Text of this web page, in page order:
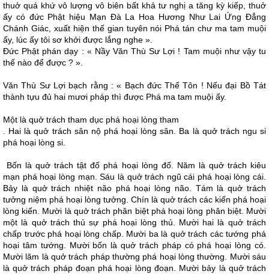
thuở quá khứ vô lượng vô biên bất khả tư nghị a tăng kỳ kiếp, thuở
ấy có đức Phật hiệu Mạn Ðà La Hoa Hương Như Lai Ứng Ðẳng
Chánh Giác, xuất hiện thế gian tuyên nói Phá tán chư ma tam muội
ấy, lúc ấy tôi sơ khởi được lắng nghe ».
Ðức Phật phán dạy : « Nầy Văn Thù Sư Lợi ! Tam muội như vậy tu
thế nào để được ? ».
Văn Thù Sư Lợi bạch rằng : « Bạch đức Thế Tôn ! Nếu đại Bồ Tát
thành tựu đủ hai mươi pháp thì được Phá ma tam muội ấy.
Một là quở trách tham dục phá hoại lòng tham
. Hai là quở trách sân nộ phá hoại lòng sân. Ba là quở trách ngu si
phá hoại lòng si.
Bốn là quở trách tật đố phá hoại lòng đố. Năm là quở trách kiêu
mạn phá hoại lòng mạn. Sáu là quở trách ngũ cái phá hoại lòng cái.
Bảy là quở trách nhiệt não phá hoại lòng não. Tám là quở trách
tưởng niệm phá hoại lòng tưởng. Chín là quở trách các kiến phá hoại
lòng kiến. Mười là quở trách phân biệt phá hoại lòng phân biệt. Mười
một là quở trách thủ sự phá hoại lòng thủ. Mười hai là quở trách
chấp trước phá hoại lòng chấp. Mười ba là quở trách các tướng phá
hoại tâm tướng. Mười bốn là quở trách pháp có phá hoại lòng có.
Mười lăm là quở trách pháp thường phá hoại lòng thường. Mười sáu
là quở trách pháp đoạn phá hoại lòng đoạn. Mười bảy là quở trách